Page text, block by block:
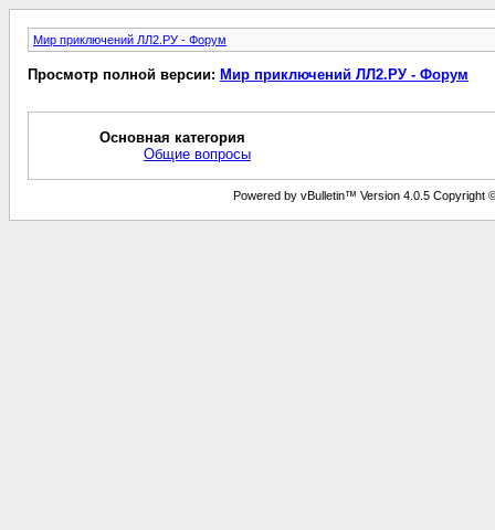
Мир приключений ЛЛ2.РУ - Форум
Просмотр полной версии: Мир приключений ЛЛ2.РУ - Форум
Основная категория
Общие вопросы
Powered by vBulletin™ Version 4.0.5 Copyright